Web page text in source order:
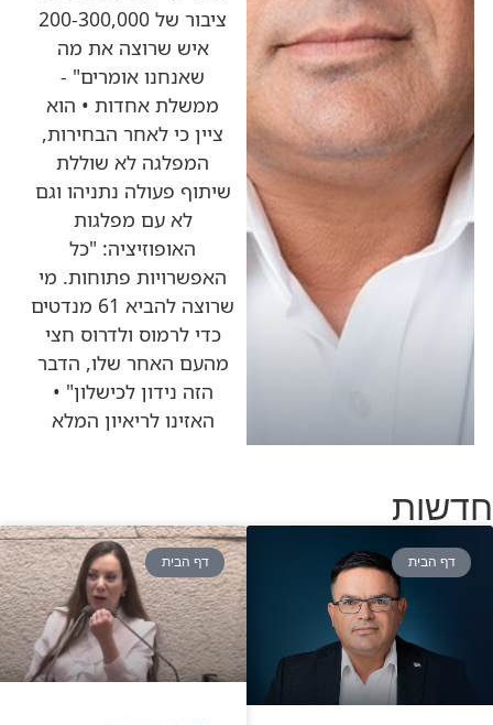
ציבור של 200-300,000
איש שרוצה את מה
שאנחנו אומרים" -
ממשלת אחדות • הוא
ציין כי לאחר הבחירות,
המפלגה לא שוללת
שיתוף פעולה נתניהו וגם
לא עם מפלגות
האופוזיציה: "כל
האפשרויות פתוחות. מי
שרוצה להביא 61 מנדטים
כדי לרמוס ולדרוס חצי
מהעם האחר שלו, הדבר
הזה נידון לכישלון" •
האזינו לריאיון המלא
חדשות
דף הבית דף הבית